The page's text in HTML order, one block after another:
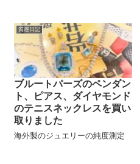
質屋日記
ブルートパーズのペンダン
ト、ピアス、ダイヤモンド
のテニスネックレスを買い
取りました
海外製のジュエリーの純度測定